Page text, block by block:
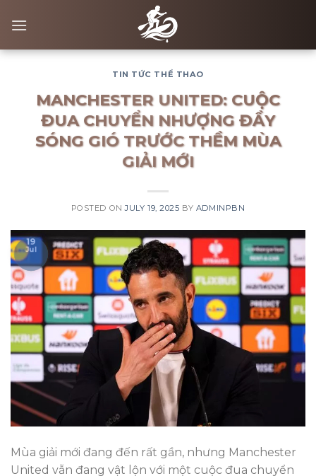
TIN TỨC THỂ THAO
MANCHESTER UNITED: CUỘC
ĐUA CHUYỂN NHƯỢNG ĐẦY
SÓNG GIÓ TRƯỚC THỀM MÙA
GIẢI MỚI
POSTED ONJULY 19, 2025 BY ADMINPBN
19
Jul
Mùa giải mới đang đến rất gần, nhưng Manchester
United vẫn đang vật lộn với một cuộc đua chuyển